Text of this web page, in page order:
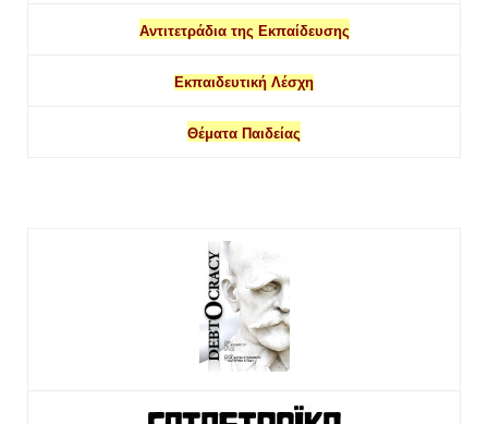
Αντιτετράδια της Εκπαίδευσης
Εκπαιδευτική Λέσχη
Θέματα Παιδείας